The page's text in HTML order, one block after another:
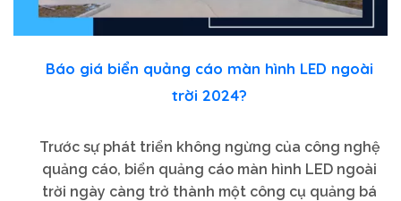
Báo giá biển quảng cáo màn hình LED ngoài
trời 2024?
Trước sự phát triển không ngừng của công nghệ
quảng cáo, biển quảng cáo màn hình LED ngoài
trời ngày càng trở thành một công cụ quảng bá